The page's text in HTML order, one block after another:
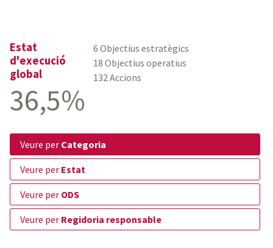
Estat
d'execució
global
36,5%
6 Objectius estratègics
18 Objectius operatius
132 Accions
veure per Categoria
veure per Estat
veure per ODS
veure per Regidoria responsable